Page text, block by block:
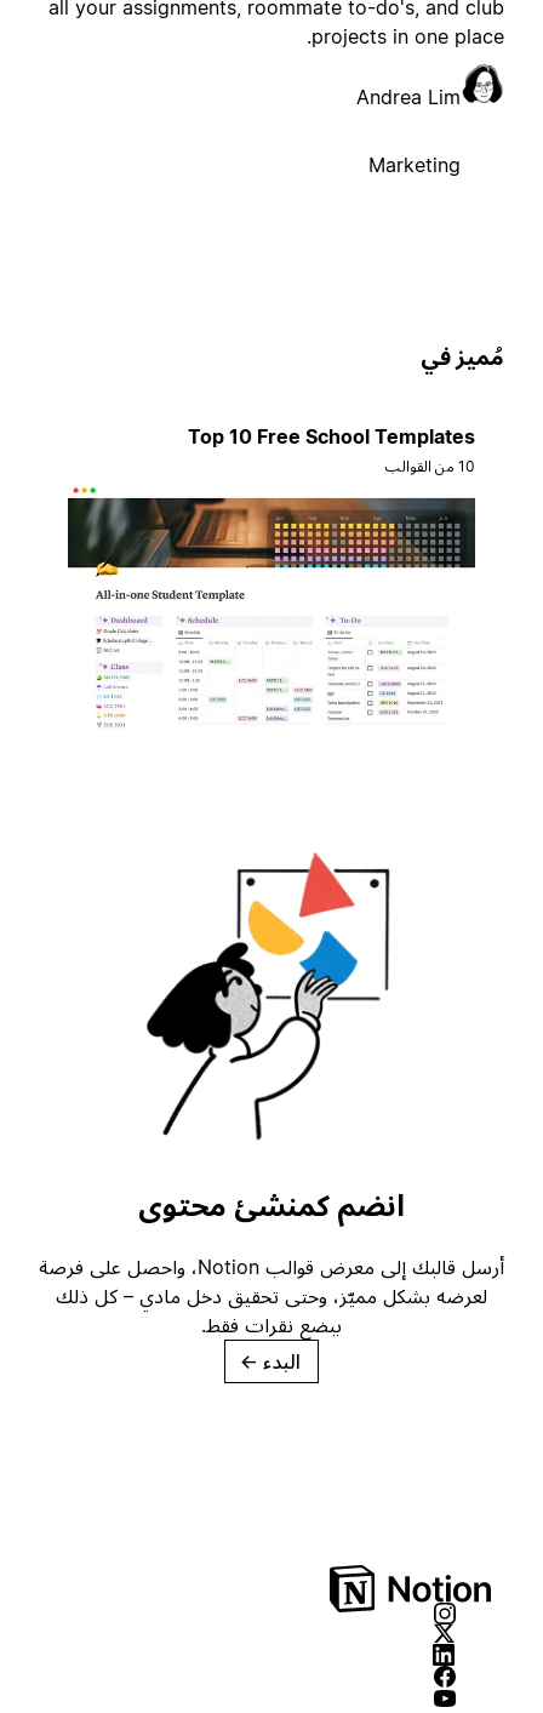
all your assignments, roommate to-do's, and
projects in one
Andrea Lim
Marketing
في
Top 10 Free School Templates
انضم كمنشئ محتوى
أرسل قالبك إلى معرض قوالب Notion، واحصل على فرصة
لعرضه بشكل مميّز، وحتى تحقيق دخل مادي – كل ذلك
ببضع نقرات فقط.
→